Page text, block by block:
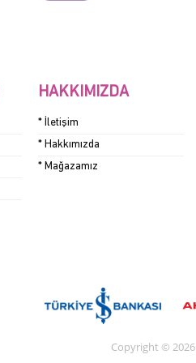
HAKKIMIZDA
* İletişim
* Hakkımızda
* Mağazamız
Copyright © 2026